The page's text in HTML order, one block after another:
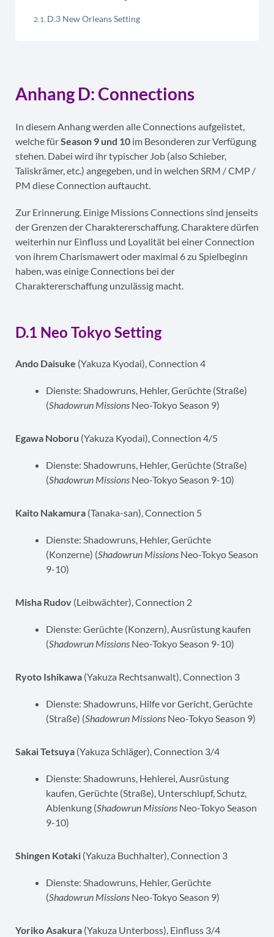
D.3 New Orleans Setting
Anhang D: Connections
In diesem Anhang werden alle Connections aufgelistet,
welche fürSeason 9 und 10 im Besonderen zur Verfügung
stehen. Dabei wird ihr typischer Job (also Schieber,
Taliskrämer, etc.) angegeben, und in welchen SRM / CMP /
PM diese Connection auftaucht.
Zur Erinnerung. Einige Missions Connections sind jenseits
der Grenzen der Charaktererschaffung. Charaktere dürfen
weiterhin nur Einfluss und Loyalität bei einer Connection
von ihrem Charismawert oder maximal 6 zu Spielbeginn
haben, was einige Connections bei der
Charaktererschaffung unzulässig macht.
D.1 Neo Tokyo Setting
Ando Daisuke (Yakuza Kyodai), Connection 4
Dienste: Shadowruns, Hehler, Gerüchte (Straße)
(Shadowrun Missions Neo-Tokyo Season 9)
Egawa Noboru (Yakuza Kyodai), Connection 4/5
Dienste: Shadowruns, Hehler, Gerüchte (Straße)
(Shadowrun Missions Neo-Tokyo Season 9-10)
Kaito Nakamura (Tanaka-san), Connection 5
Dienste: Shadowruns, Hehler, Gerüchte
(Konzerne) (Shadowrun Missions Neo-Tokyo Season
9-10)
Misha Rudov (Leibwächter), Connection 2
Dienste: Gerüchte (Konzern), Ausrüstung kaufen
(Shadowrun Missions Neo-Tokyo Season 9-10)
Ryoto Ishikawa (Yakuza Rechtsanwalt), Connection 3
Dienste: Shadowruns, Hilfe vor Gericht, Gerüchte
(Straße) (Shadowrun Missions Neo-Tokyo Season 9)
Sakai Tetsuya (Yakuza Schläger), Connection 3/4
Dienste: Shadowruns, Hehlerei, Ausrüstung
kaufen, Gerüchte (Straße), Unterschlupf, Schutz,
Ablenkung (Shadowrun Missions Neo-Tokyo Season
9-10)
Shingen Kotaki (Yakuza Buchhalter), Connection 3
Dienste: Shadowruns, Hehler, Gerüchte
(Shadowrun Missions Neo-Tokyo Season 9)
Yoriko Asakura (Yakuza Unterboss), Einfluss 3/4